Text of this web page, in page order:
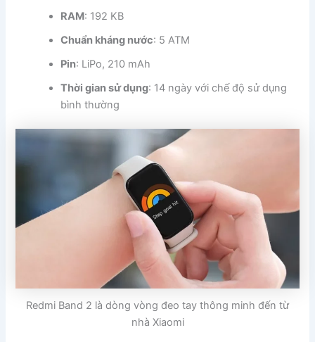
RAM: 192 KB
Chuẩn kháng nước: 5 ATM
Pin: LiPo, 210 mAh
Thời gian sử dụng: 14 ngày với chế độ sử dụng
bình thường
Redmi Band 2 là dòng vòng đeo tay thông minh đến từ
nhà Xiaomi